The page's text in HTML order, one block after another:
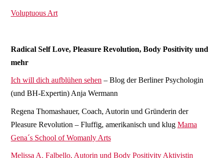
Voluptuous Art
Radical Self Love, Pleasure Revolution, Body Positivity und
mehr
Ich will dich aufblühen sehen – Blog der Berliner Psychologin
(und BH-Expertin) Anja Wermann
Regena Thomashauer, Coach, Autorin und Gründerin der
Pleasure Revolution – Fluffig, amerikanisch und klug Mama
Gena´s School of Womanly Arts
Melissa A. Falbello, Autorin und Body Positivity Aktivistin